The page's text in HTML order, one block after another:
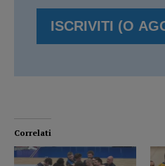
Correlati